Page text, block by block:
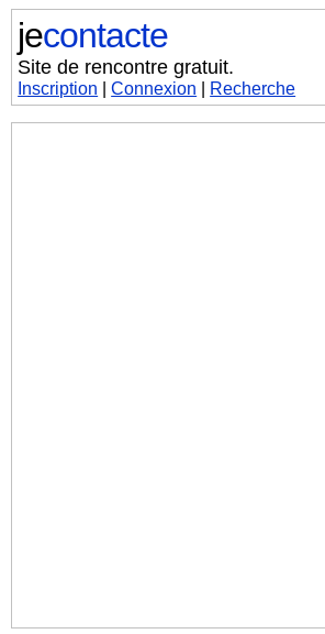
jecontacte
Site de rencontre gratuit.
Inscription |Connexion Recherche